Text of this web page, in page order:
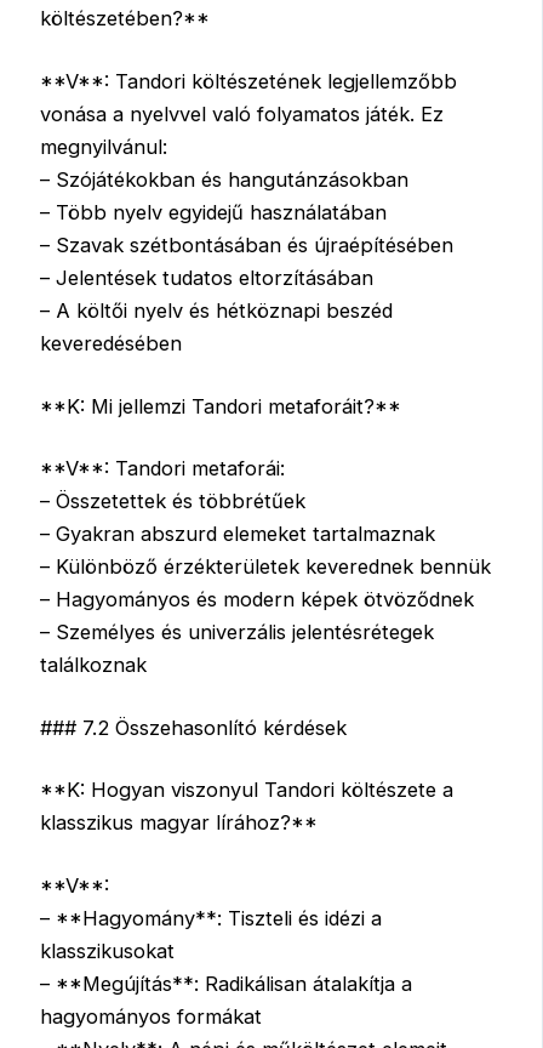
költészetében?**
**V**: Tandori költészetének legjellemzőbb
vonása a nyelvvel való folyamatos játék. Ez
megnyilvánul:
– Szójátékokban és hangutánzásokban
– Több nyelv egyidejű használatában
– Szavak szétbontásában és újraépítésében
– Jelentések tudatos eltorzításában
– A költői nyelv és hétköznapi beszéd
keveredésében
**K: Mi jellemzi Tandori metaforáit?**
**V**: Tandori metaforái:
– Összetettek és többrétűek
– Gyakran abszurd elemeket tartalmaznak
– Különböző érzékterületek keverednek bennük
– Hagyományos és modern képek ötvöződnek
– Személyes és univerzális jelentésrétegek
találkoznak
### 7.2 Összehasonlító kérdések
**K: Hogyan viszonyul Tandori költészete a
klasszikus magyar lírához?**
**V**:
– **Hagyomány**: Tiszteli és idézi a
klasszikusokat
– **Megújítás**: Radikálisan átalakítja a
hagyományos formákat